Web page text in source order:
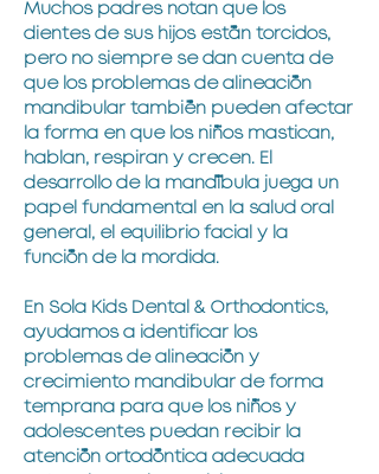
Muchos padres notan que los
dientes de sus hijos están torcidos,
pero no siempre se dan cuenta de
que los problemas de alineación
mandibular también pueden afectar
la forma en que los niños mastican,
hablan, respiran y crecen. El
desarrollo de la mandíbula juega un
papel fundamental en la salud oral
general, el equilibrio facial y la
función de la mordida.
En Sola Kids Dental & Orthodontics,
ayudamos a identificar los
problemas de alineación y
crecimiento mandibular de forma
temprana para que los niños y
adolescentes puedan recibir la
atención ortodóntica adecuada